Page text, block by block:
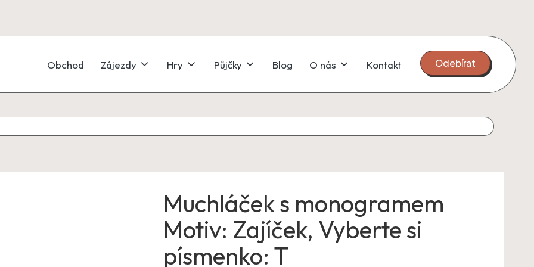
Obchod Zájezdy Hry Půjčky Blog O nás Kontakt Odebírat
Muchláček s monogramem
Motiv: Zajíček, Vyberte si
písmenko: T